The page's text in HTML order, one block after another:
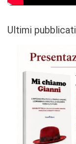
Ultimi pubblicati